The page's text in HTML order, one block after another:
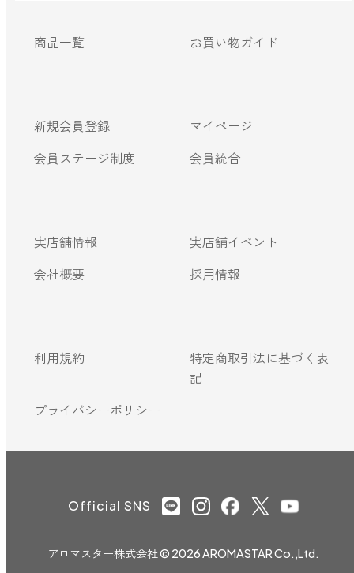
商品一覧 お買い物ガイド
新規会員登録
マイページ
会員ステージ制度
会員統合
実店舗情報
実店舗イベント
会社概要
採用情報
利用規約
特定商取引法に基づく表
記
プライバシーポリシー
Official SNS
アロマスター株式会社© 2026 AROMASTAR Co.,Ltd.